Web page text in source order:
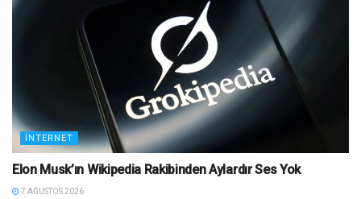
İNTERNET
Elon Musk’ın Wikipedia Rakibinden Aylardır Ses Yok
7 AĞUSTOS 2026